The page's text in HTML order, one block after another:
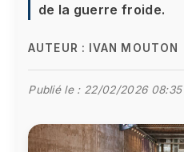
de la guerre froide.
AUTEUR : IVAN MOUTON
Publié le : 22/02/2026 08:35